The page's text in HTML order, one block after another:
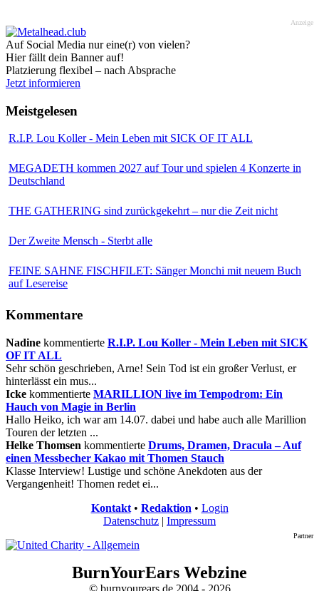
Anzeige
Auf Social Media nur eine(r) von vielen?
Hier fällt dein Banner auf!
Platzierung flexibel – nach Absprache
Jetzt informieren
Meistgelesen
R.I.P. Lou Koller - Mein Leben mit SICK OF IT ALL
MEGADETH kommen 2027 auf Tour und spielen 4 Konzerte in
Deutschland
THE GATHERING sind zurückgekehrt – nur die Zeit nicht
Der Zweite Mensch - Sterbt alle
FEINE SAHNE FISCHFILET: Sänger Monchi mit neuem Buch
auf Lesereise
Kommentare
Nadine kommentierte R.I.P. Lou Koller - Mein Leben mit SICK
OF IT ALL
Sehr schön geschrieben, Arne! Sein Tod ist ein großer Verlust, er
hinterlässt ein mus...
Icke kommentierte MARILLION live im Tempodrom: Ein
Hauch von Magie in Berlin
Hallo Heiko, ich war am 14.07. dabei und habe auch alle Marillion
Touren der letzten ...
Helke Thomsen kommentierte Drums, Dramen, Dracula – Auf
einen Messbecher Kakao mit Thomen Stauch
Klasse Interview! Lustige und schöne Anekdoten aus der
Vergangenheit! Thomen redet ei...
Kontakt• Redaktion • Login
Datenschutz | Impressum
Partner
BurnYourEars Webzine
© burnyourears.de 2004 - 2026